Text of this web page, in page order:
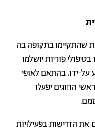
שהתקיימו בתקופה בה
פוריות יושלמו
ידו, בהתאם לאופי
החוגים יפעלו
הדרישות בפעילויות